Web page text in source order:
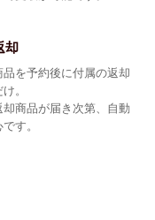
却
を予約後に付属の返却
。
商品が届き次第、自動
す。